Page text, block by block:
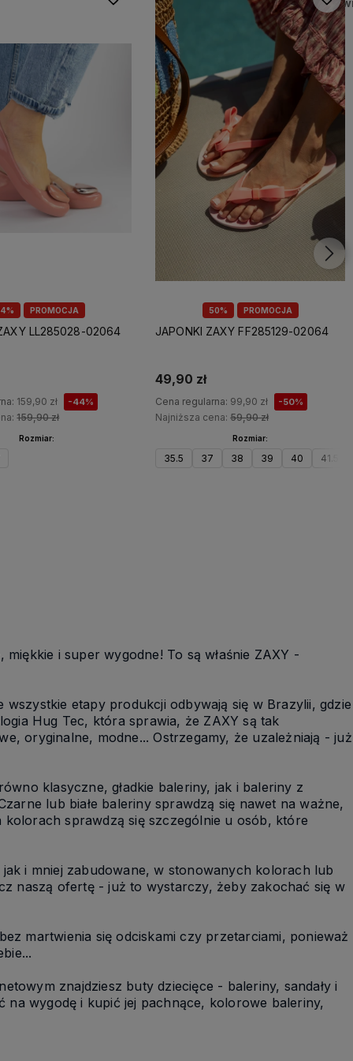
PROMOCJA
LL285028-02064
159,90 zł -44%
159,90 zł
Rozmiar:
50% PROMOCJA
JAPONKI ZAXY FF285129-02064
49,90 zł
Cena regularna: 99,90 zł -50%
Najniższa cena:59,90 zł
Rozmiar:
35.5 37 38 39 40 41.5
i super wygodne! To są właśnie ZAXY -
etapy produkcji odbywają się w Brazylii, gdzie
Hug Tec, która sprawia, że ZAXY są tak
oryginalne, modne... Ostrzegamy, że uzależniają - już
klasyczne, gładkie baleriny, jak i baleriny z
lub białe baleriny sprawdzą się nawet na ważne,
sprawdzą się szczególnie u osób, które
i mniej zabudowane, w stonowanych kolorach lub
naszą ofertę - już to wystarczy, żeby zakochać się w
martwienia się odciskami czy przetarciami, ponieważ
znajdziesz buty dziecięce - baleriny, sandały i
na wygodę i kupić jej pachnące, kolorowe baleriny,